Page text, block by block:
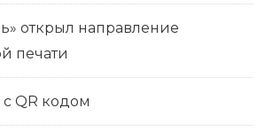
открыл направление
печати
с QR кодом